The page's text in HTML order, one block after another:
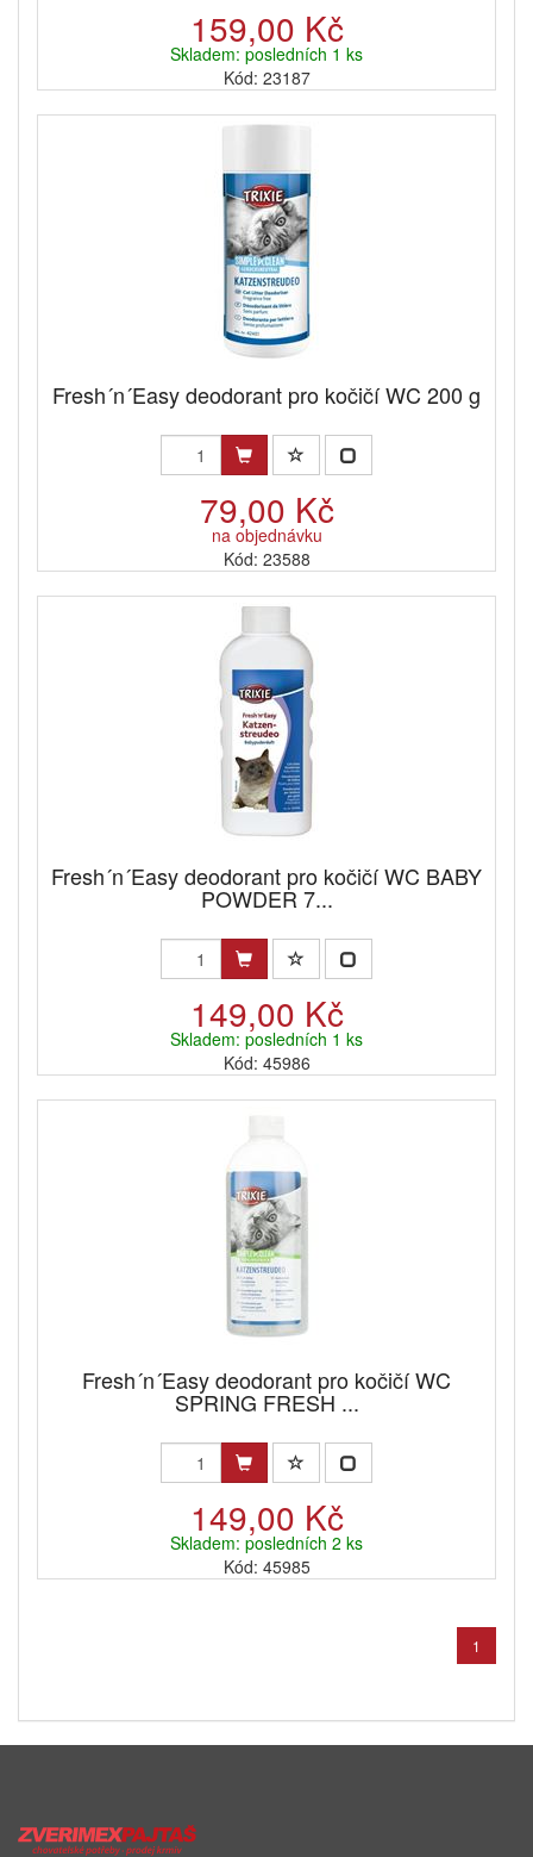
159,00 Kč
Skladem: posledních 1 ks
Kód: 23187
Fresh´n´Easy deodorant pro kočičí WC 200 g
79,00 Kč
na objednávku
Kód: 23588
Fresh´n´Easy deodorant pro kočičí WC BABY
POWDER 7...
149,00 Kč
Skladem: posledních 1 ks
Kód: 45986
Fresh´n´Easy deodorant pro kočičí WC
SPRING FRESH ...
149,00 Kč
Skladem: posledních 2 ks
Kód: 45985
1